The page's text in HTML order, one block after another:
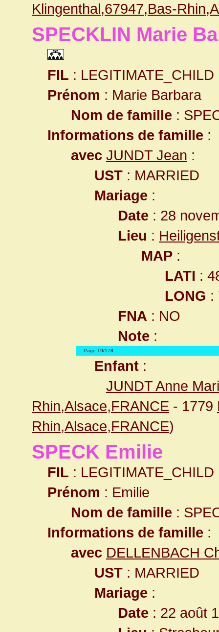
Klingenthal,67947,Bas-
SPECKLIN Marie
FIL : LEGITIMATE_CHILD
Prénom : Marie Barbara
Nom de famille :
Informations de famille :
avec JUNDT Jean :
UST : MARRIED
Mariage :
Date : 28
Lieu :
MAP :
LATI :
LONG :
FNA : NO
Note :
Page 19/178
Enfant :
JUNDT Anne
Rhin,Alsace,FRANCE - 1779
Rhin,Alsace,FRANCE)
SPECK Emilie
FIL : LEGITIMATE_CHILD
Prénom : Emilie
Nom de famille :
Informations de famille :
avec DELLENBACH
UST : MARRIED
Mariage :
Date : 22 août